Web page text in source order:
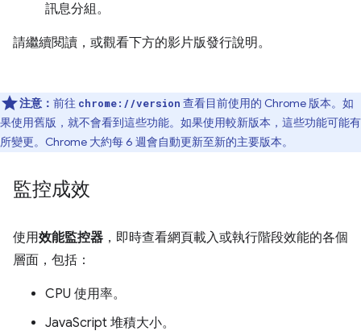
訊息分組。
請繼續閱讀，或觀看下方的影片版發行說明。
注意： 前往 chrome://version 查看目前使用的 Chrome 版本。如
果使用舊版，就不會看到這些功能。如果使用較新版本，這些功能可能有
所變更。Chrome 大約每 6 週會自動更新至新的主要版本。
監控成效
使用效能監控器 ，即時查看網頁載入或執行階段效能的各個
層面，包括：
CPU 使用率。
JavaScript 堆積大小。